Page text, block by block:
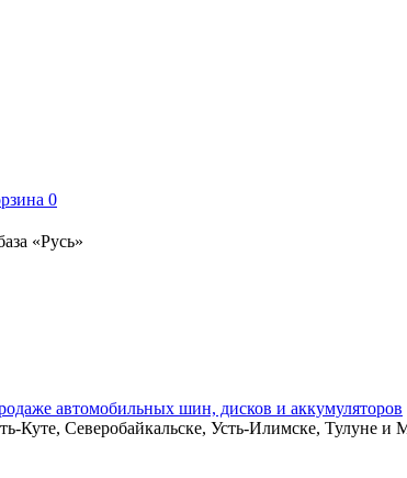
0
«Русь»
Куте, Северобайкальске, Усть-Илимске, Тулуне и